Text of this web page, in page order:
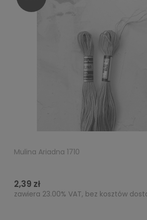
Mulina Ariadna 1710
2,39 zł
zawiera 23.00% VAT, bez kosztów